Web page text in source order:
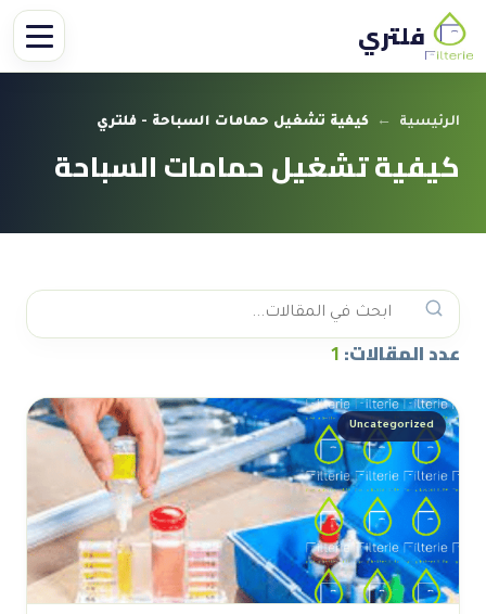
فلتري
الرئيسية ← كيفية تشغيل حمامات السباحة - فلتري
كيفية تشغيل حمامات السباحة
عدد المقالات:1
Uncategorized